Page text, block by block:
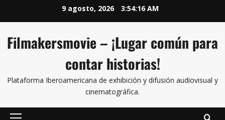
9 agosto, 2026 3:54:17 AM
Filmakersmovie – ¡Lugar común para
contar historias!
Plataforma Iberoamericana de exhibición y difusión audiovisual y
cinematográfica.